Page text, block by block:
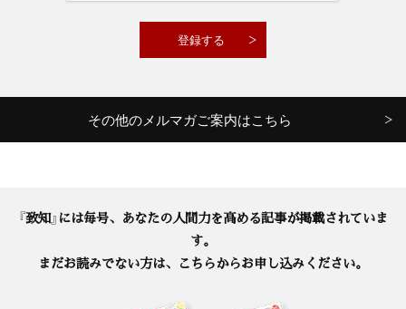
その他のメルマガご案内はこちら
『致知』には毎号、あなたの人間力を高める記事が掲載されていま
す。
まだお読みでない方は、こちらからお申し込みください。